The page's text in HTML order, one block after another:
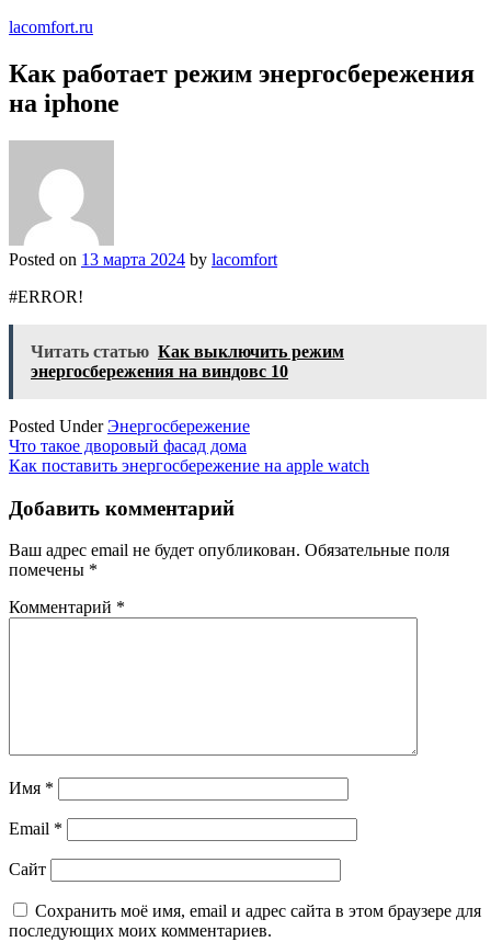
lacomfort.ru
Как работает режим энергосбережения
на iphone
Posted on 13 марта 2024 by lacomfort
#ERROR!
Читать статью Как выключить режим
энергосбережения на виндовс 10
Posted UnderЭнергосбережение
Навигация
по
записям
Что такое дворовый фасад дома
Как поставить энергосбережение на apple watch
Добавить комментарий
Ваш адрес email не будет опубликован. Обязательные поля
помечены *
Комментарий *
Имя *
Email *
Сайт
Сохранить моё имя, email и адрес сайта в этом браузере для
последующих моих комментариев.